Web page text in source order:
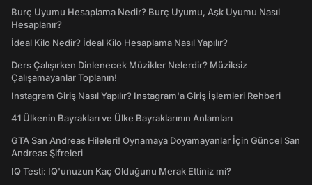
Burç Uyumu Hesaplama Nedir? Burç Uyumu, Aşk Uyumu Nasıl
Hesaplanır?
İdeal Kilo Nedir? İdeal Kilo Hesaplama Nasıl Yapılır?
Ders Çalışırken Dinlenecek Müzikler Nelerdir? Müziksiz
Çalışamayanlar Toplanın!
Instagram Giriş Nasıl Yapılır? Instagram'a Giriş İşlemleri Rehberi
41 Ülkenin Bayrakları ve Ülke Bayraklarının Anlamları
GTA San Andreas Hileleri! Oynamaya Doyamayanlar İçin Güncel San
Andreas Şifreleri
IQ Testi: IQ'unuzun Kaç Olduğunu Merak Ettiniz mi?